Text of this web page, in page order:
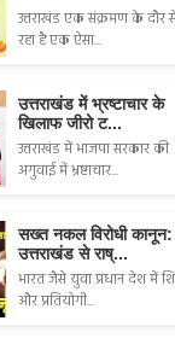
उत्तराखंड एक संक्रमण के दौर
रहा है एक ऐसा...
उत्तराखंड में भ्रष्टाचार के
खिलाफ जीरो ट...
उत्तराखंड में भाजपा सरकार की
अगुवाई में भ्रष्टाचार...
सख्त नकल विरोधी कानून:
उत्तराखंड से राष्...
भारत जैसे युवा प्रधान देश में
और प्रतियोगी...